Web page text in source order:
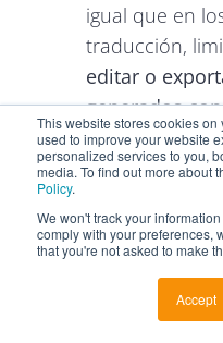
This website stores cookies
used to improve your website
personalized services to you,
media. To find out more about
Policy.
We won't track your
comply with your preferences,
that you're not asked to make
Accept
igual que en
traducción,
editar o
generados
Encriptar los
IA: almacena
seguros y
acceso sin
Monitorear
realiza un